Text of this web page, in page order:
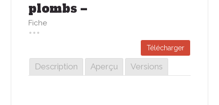
plombs –
Fiche
Télécharger
Description Aperçu Versions